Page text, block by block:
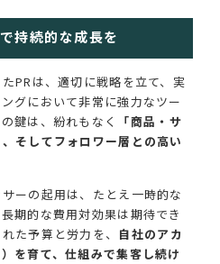
持続的な成長を
PRは、適切に戦略を立て、実
グにおいて非常に強力なツー
鍵は、紛れもなく
「商品・サ
そしてフォロワー層との高い
ーの起用は、たとえ一時的な
期的な費用対効果は期待でき
た予算と労力を、 自社のアカ
を育て、仕組みで集客し続け